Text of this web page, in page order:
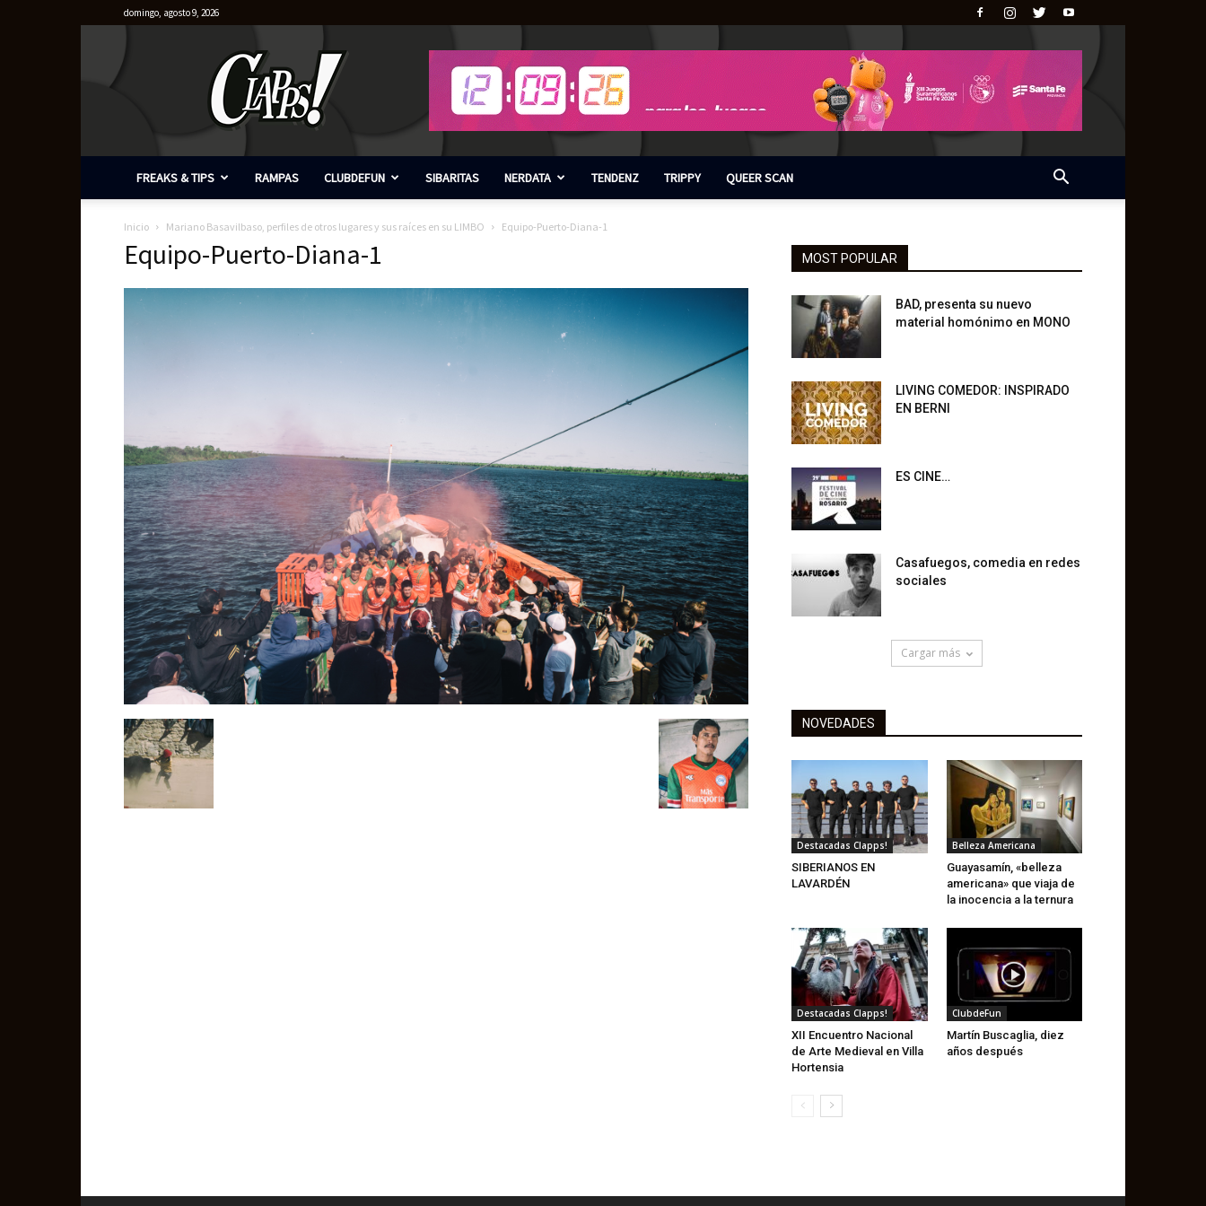
domingo, agosto 9, 2026
FREAKS & TIPS RAMPAS CLUBDEFUN SIBARITAS NERDATA TENDENZ TRIPPY QUEER SCAN
Inicio Mariano Basavilbaso, perfiles de otros lugares y sus raíces en su LIMBO Equipo-Puerto-Diana-1
Equipo-Puerto-Diana-1 MOST POPULAR
BAD, presenta su nuevo
material homónimo en MONO
LIVING COMEDOR: INSPIRADO
EN BERNI
ES CINE…
Casafuegos, comedia en redes
sociales
Cargar más
NOVEDADES
Destacadas Clapps!
SIBERIANOS EN
LAVARDÉN
Belleza Americana
Guayasamín, «belleza
americana» que viaja de
la inocencia a la ternura
Destacadas Clapps!
XII Encuentro Nacional
de Arte Medieval en Villa
Hortensia
ClubdeFun
Martín Buscaglia, diez
años después